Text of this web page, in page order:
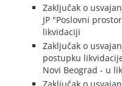
Zaključak o
JP "Poslovni
likvidaciji
Zaključak o
postupku
Novi Beograd - u